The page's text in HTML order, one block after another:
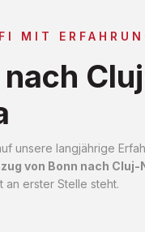
MIT
unsere langjährige
von Bonn nach Cluj-
an erster Stelle steht.